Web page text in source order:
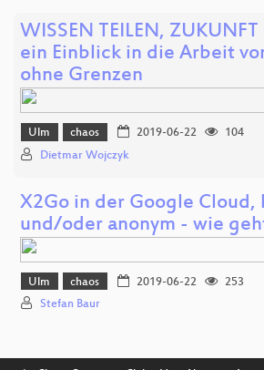
WISSEN TEILEN, ZUKUNFT
ein Einblick in die Arbeit
ohne Grenzen
Ulm chaos 2019-06-22
104
Dietmar Wojczyk
X2Go in der Google Cloud,
und/oder anonym - wie
Ulm chaos 2019-06-22
253
Stefan Baur